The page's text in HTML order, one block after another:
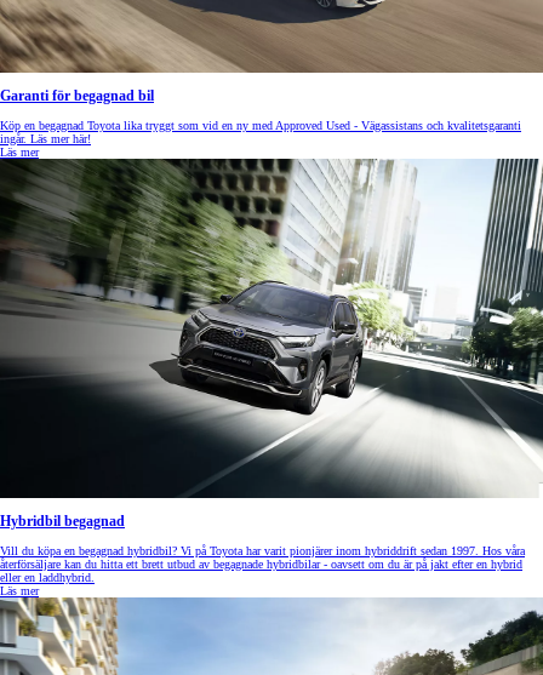
Garanti för begagnad bil
Köp en begagnad Toyota lika tryggt som vid en ny med Approved Used - Vägassistans och kvalitetsgaranti
ingår. Läs mer här!
Läs mer
Hybridbil begagnad
Vill du köpa en begagnad hybridbil? Vi på Toyota har varit pionjärer inom hybriddrift sedan 1997. Hos våra
återförsäljare kan du hitta ett brett utbud av begagnade hybridbilar - oavsett om du är på jakt efter en hybrid
eller en laddhybrid.
Läs mer